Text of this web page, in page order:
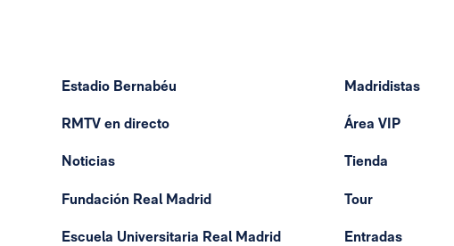
Estadio Bernabéu
RMTV en directo
Noticias
Fundación Real Madrid
Escuela Universitaria Real Madrid
Madridistas
Área VIP
Tienda
Tour
Entradas